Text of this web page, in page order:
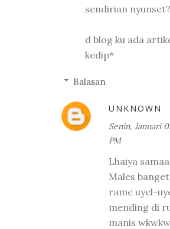
sendirian nyunset?
d blog ku ada
kedip*
Balasan
UNKNOWN
Senin, Januari
PM
Lhaiya
Males
rame uyel-
mending di
manis wkwkw